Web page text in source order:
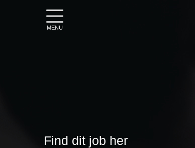
MENU
Find dit job her